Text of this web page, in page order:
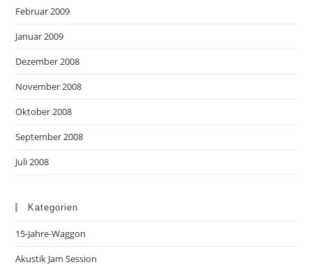
Februar 2009
Januar 2009
Dezember 2008
November 2008
Oktober 2008
September 2008
Juli 2008
Kategorien
15-Jahre-Waggon
Akustik Jam Session